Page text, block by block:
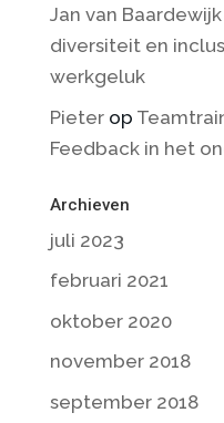
Jan van Baardewijk
diversiteit en
werkgeluk
Pieterop
Feedback in het
Archieven
juli 2023
februari 2021
oktober 2020
november 2018
september 2018